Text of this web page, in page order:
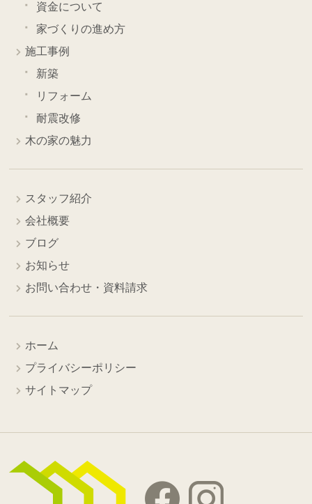
資金について
家づくりの進め方
施工事例
新築
リフォーム
耐震改修
木の家の魅力
スタッフ紹介
会社概要
ブログ
お知らせ
お問い合わせ・資料請求
ホーム
プライバシーポリシー
サイトマップ